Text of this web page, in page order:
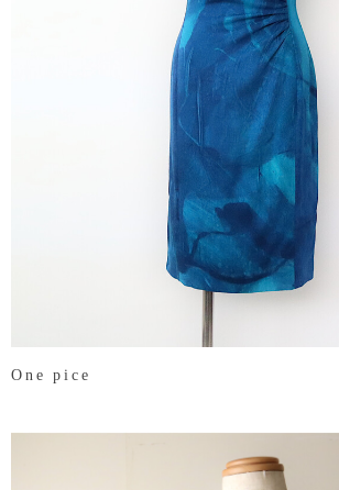
One pice